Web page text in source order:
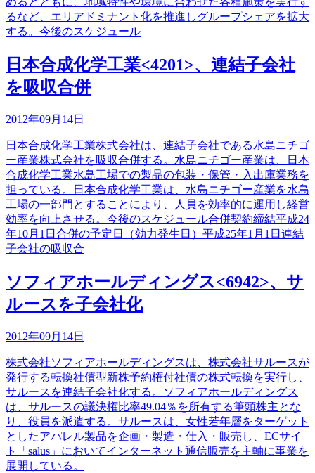
るなど、エリアドミナント化を推進しグループシェアを拡大
する。今後のスケジュール
日本合成化学工業<4201>、連結子会社
を吸収合併
2012年09月14日
日本合成化学工業株式会社は、連結子会社である水島ニチゴ
ー産業株式会社を吸収合併する。水島ニチゴー産業は、日本
合成化学工業水島工場での製品の包装・保管・入出庫業務を
担っている。日本合成化学工業は、水島ニチゴー産業を水島
工場の一部門とすることにより、人員を効率的に運用し経営
効率を向上させる。今後のスケジュール合併契約締結平成24
年10月1日合併の予定日（効力発生日）平成25年1月1日連結
子会社の吸収合
ソフィアホールディングス<6942>、サ
ルースを子会社化
2012年09月14日
株式会社ソフィアホールディングスは、株式会社サルースが
発行する転換社債型新株予約権付社債の株式転換を実行し、
サルースを連結子会社化する。ソフィアホールディングス
は、サルースの議決権比率49.04％を所有する筆頭株主とな
り、役員を派遣する。サルースは、女性若年層をターゲット
としたアパレル製品を企画・製造・仕入・販売し、ECサイ
ト「salus」においてインターネット通信販売を主軸に事業を
展開している。